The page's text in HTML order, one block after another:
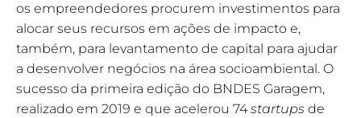
os empreendedores procurem investimentos para
alocar seus recursos em ações de impacto e,
também, para levantamento de capital para ajudar
a desenvolver negócios na área socioambiental. O
sucesso da primeira edição do BNDES Garagem,
realizado em 2019 e que acelerou 74startups de